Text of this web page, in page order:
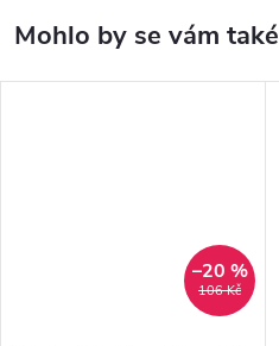
106 Kč
–20 %